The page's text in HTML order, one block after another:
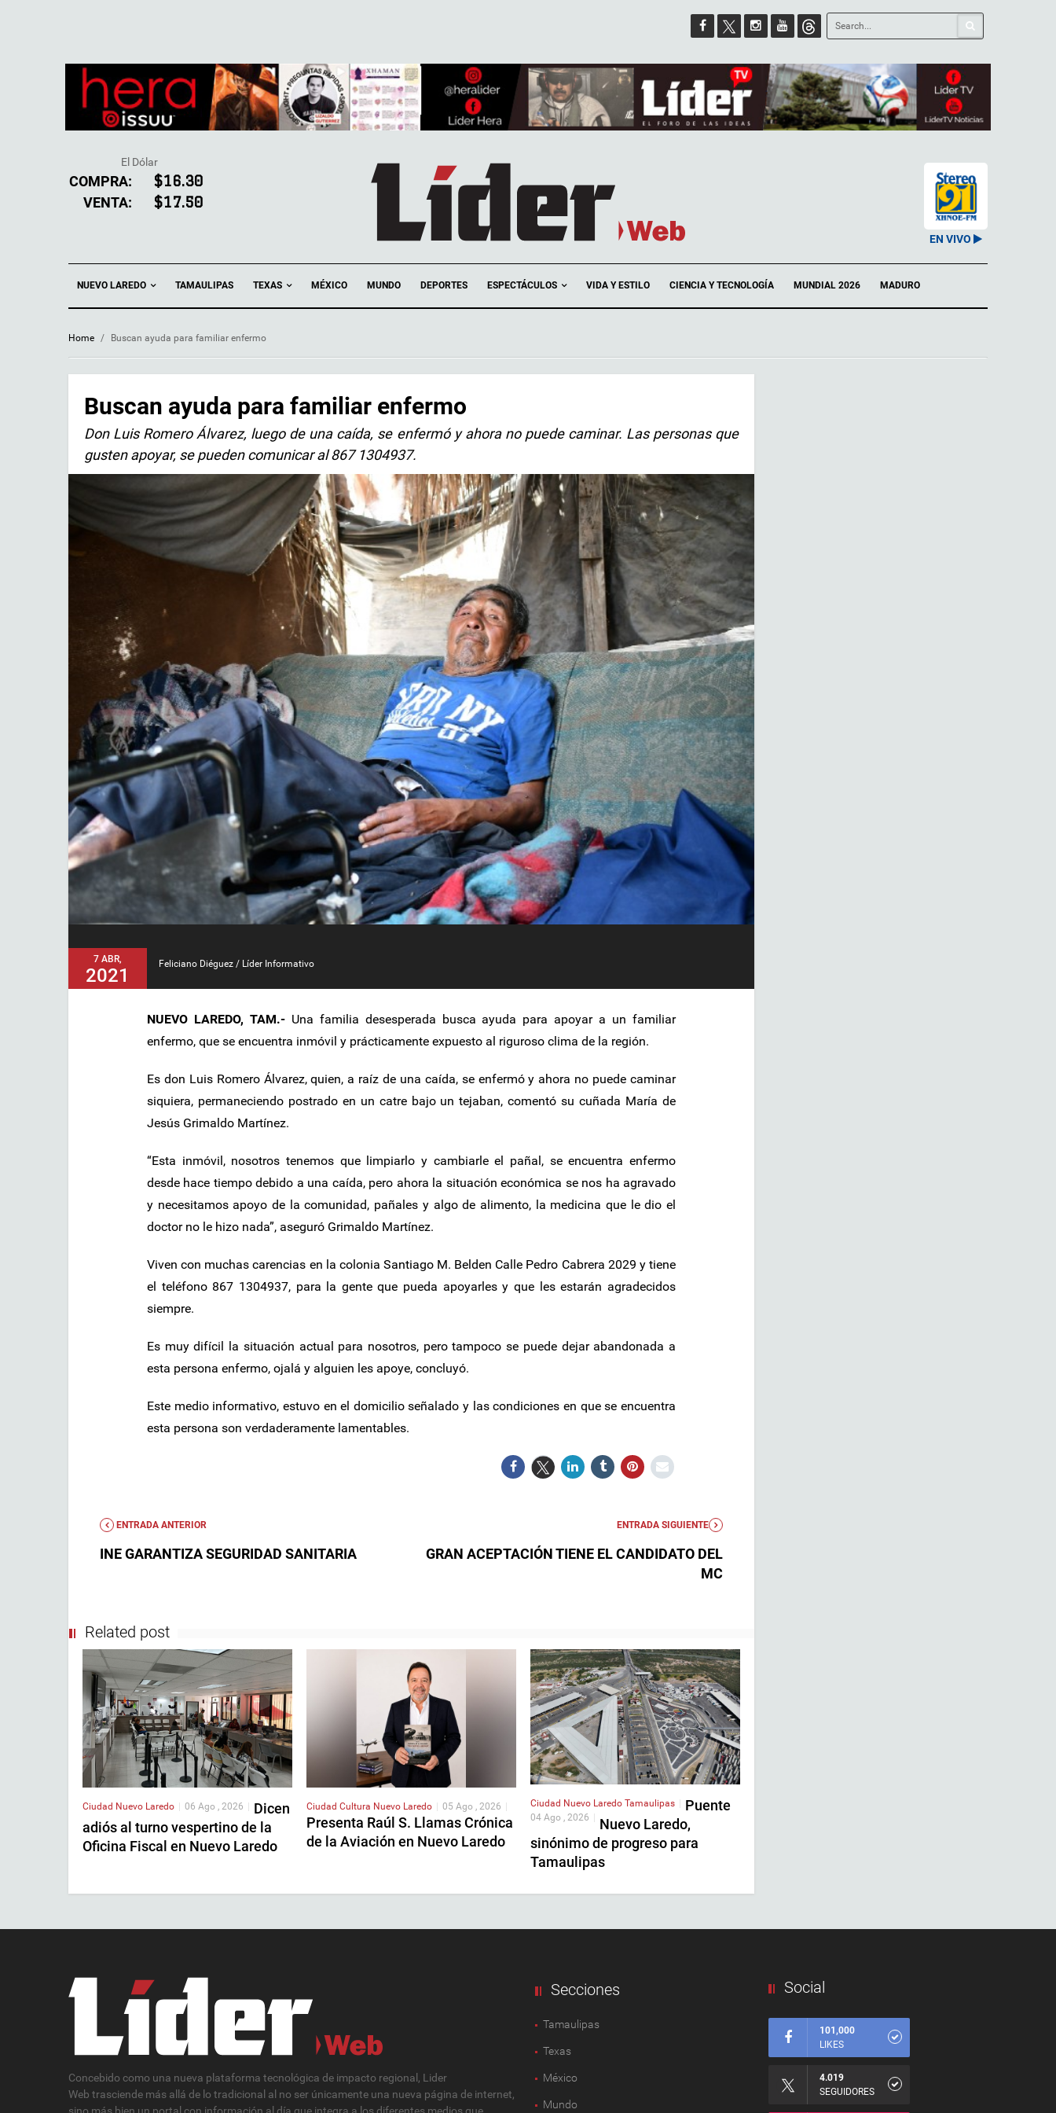
El Dólar
COMPRA: $16.30
VENTA: $17.50
EN VIVO
NUEVO LAREDO TAMAULIPAS TEXAS MÉXICO MUNDO DEPORTES ESPECTÁCULOS VIDA Y ESTILO CIENCIA Y TECNOLOGÍA MUNDIAL 2026 MADURO
Home / Buscan ayuda para familiar enfermo
Buscan ayuda para familiar enfermo
Don Luis Romero Álvarez, luego de una caída, se enfermó y ahora no puede caminar. Las personas que
gusten apoyar, se pueden comunicar al 867 1304937.
7 ABR,
2021
Feliciano Diéguez / Líder Informativo
NUEVO LAREDO, TAM.- Una familia desesperada busca ayuda para apoyar a un familiar
enfermo, que se encuentra inmóvil y prácticamente expuesto al riguroso clima de la región.
Es don Luis Romero Álvarez, quien, a raíz de una caída, se enfermó y ahora no puede caminar
siquiera, permaneciendo postrado en un catre bajo un tejaban, comentó su cuñada María de
Jesús Grimaldo Martínez.
“Esta inmóvil, nosotros tenemos que limpiarlo y cambiarle el pañal, se encuentra enfermo
desde hace tiempo debido a una caída, pero ahora la situación económica se nos ha agravado
y necesitamos apoyo de la comunidad, pañales y algo de alimento, la medicina que le dio el
doctor no le hizo nada”, aseguró Grimaldo Martínez.
Viven con muchas carencias en la colonia Santiago M. Belden Calle Pedro Cabrera 2029 y tiene
el teléfono 867 1304937, para la gente que pueda apoyarles y que les estarán agradecidos
siempre.
Es muy difícil la situación actual para nosotros, pero tampoco se puede dejar abandonada a
esta persona enfermo, ojalá y alguien les apoye, concluyó.
Este medio informativo, estuvo en el domicilio señalado y las condiciones en que se encuentra
esta persona son verdaderamente lamentables.
ENTRADA ANTERIOR
INE GARANTIZA SEGURIDAD SANITARIA
ENTRADA SIGUIENTE
GRAN ACEPTACIÓN TIENE EL CANDIDATO DEL
MC
Related post
Ciudad Nuevo Laredo | 06 Ago , 2026 | Dicen
adiós al turno vespertino de la
Oficina Fiscal en Nuevo Laredo
Ciudad Cultura Nuevo Laredo | 05 Ago , 2026 |
Presenta Raúl S. Llamas Crónica
de la Aviación en Nuevo Laredo
Ciudad Nuevo Laredo Tamaulipas |
04 Ago , 2026 |
Puente
Nuevo Laredo,
sinónimo de progreso para
Tamaulipas
Concebido como una nueva plataforma tecnológica de impacto regional, Lider
Web trasciende más allá de lo tradicional al no ser únicamente una nueva página de internet,
sino más bien un portal con información al día que integra a los diferentes medios que
Secciones
Tamaulipas
Texas
México
Mundo
Social
101,000
LIKES
4.019
SEGUIDORES